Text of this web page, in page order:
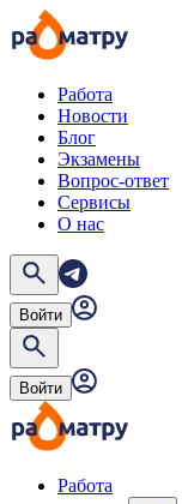
Работа
Новости
Блог
Экзамены
Вопрос-ответ
Сервисы
О нас
Войти
Войти
Работа